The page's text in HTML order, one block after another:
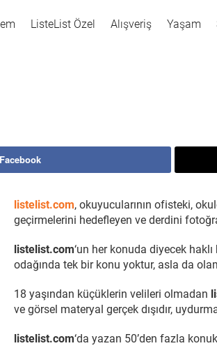
ListeList Özel Alışveriş Yaşam
listelist.com, okuyucularının ofisteki,
geçirmelerini hedefleyen ve derdini
listelist.com‘un her konuda diyecek
odağında tek bir konu yoktur, asla da
18 yaşından küçüklerin velileri olmadan
ve görsel materyal gerçek dışıdır,
listelist.com‘da yazan 50’den fazla